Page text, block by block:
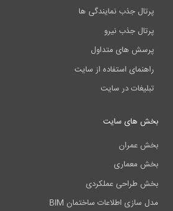
پرتال جذب نمایندگی ها
پرتال جذب نیرو
پرسش های متداول
راهنمای استفاده از سایت
تبلیغات در سایت
بخش های سایت
بخش عمران
بخش معماری
بخش طراحی عملکردی
مدل سازی اطلاعات ساختمان BIM